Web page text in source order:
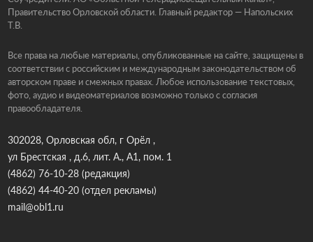
Правительство Орловской области. Главный редактор — Напольских
Т.В.
Все права на любые материалы, опубликованные на сайте, защищены в
соответствии с российским и международным законодательством об
авторском праве и смежных правах. Любое использование текстовых,
фото, аудио и видеоматериалов возможно только с согласия
правообладателя.
302028, Орловская обл, г Орёл ,
ул Брестская , д.6, лит. А., А1, пом. 1
(4862) 76-10-28(редакция)
(4862) 44-40-20(отдел рекламы)
mail@obl1.ru